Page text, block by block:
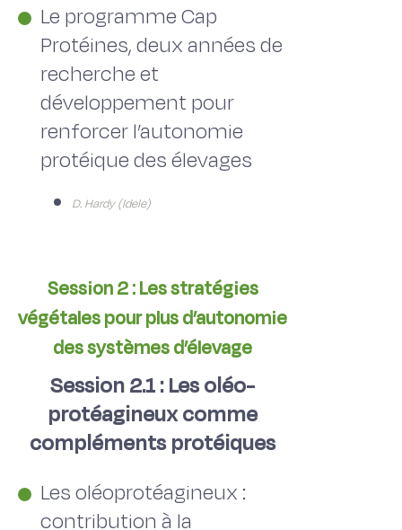
Le programme Cap
Protéines, deux années de
recherche et
développement pour
renforcer l’autonomie
protéique des élevages
D. Hardy (Idele)
Session 2 : Les stratégies
végétales pour plus d’autonomie
des systèmes d’élevage
Session 2.1 : Les oléo-
protéagineux comme
compléments protéiques
Les oléoprotéagineux :
contribution à la